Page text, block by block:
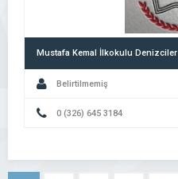
Mustafa Kemal İlkokulu Denizciler
Belirtilmemiş
0 (326) 645 3184